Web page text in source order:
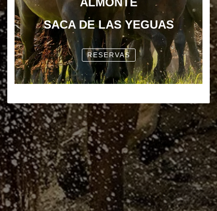
SACA DE LAS YEGUAS
RESERVAS